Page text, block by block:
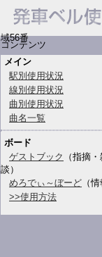
コンテンツ
メイン
駅別使用状況
線別使用状況
曲別使用状況
曲名一覧
ボード
ゲストブック
（指摘
談）
めろでぃ～ぼーど （情
>>使用方法
域56番